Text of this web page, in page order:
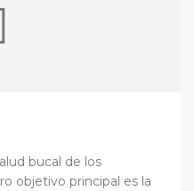
bucal de los
objetivo principal es la